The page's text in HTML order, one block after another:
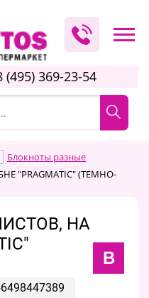
(495) 369-23-54
Блокноты разные
"PRAGMATIC" (ТЕМНО-
НА
B